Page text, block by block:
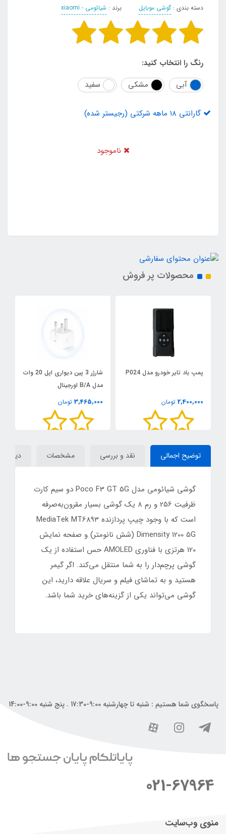
دسته بندی : گوشی موبایل برند : شیائومی - xiaomi
رنگ را انتخاب کنید:
آبی
مشکی سفید
گارانتی 18 ماهه شرکتی (رجیستر شده)
ناموجود
محصولات پر فروش
پمپ باد تایر خودرو مدل P024
2,400,000 تومان
شارژر 3 پین دیواری اپل 20 وات
مدل B/A اورجینال
3,465,000 تومان
توضیح اجمالی نقد و بررسی مشخصات
گوشی شیائومی مدل Poco F3 GT 5G دو سیم‌ کارت
ظرفیت 256 و رم 8 یک گوشی بسیار مقرون‌به‌صرفه
است که با وجود چیپ پردازنده MediaTek MT6893
Dimensity 1200 5G (شش نانومتر) و صفحه نمایش
120 هرتزی با فناوری AMOLED حس استفاده از یک
گوشی پرچم‌دار را به شما منتقل می‌کند. اگر گیمر
هستید و به تماشای فیلم و سریال علاقه دارید، این
گوشی می‌تواند یکی از گزینه‌های خرید شما باشد.
پاسخگوی شما هستیم : شنبه تا چهارشنبه 9:00-17:30 . پنج شنبه 9:00-14:00
021-67964
منوی وب‌سایت